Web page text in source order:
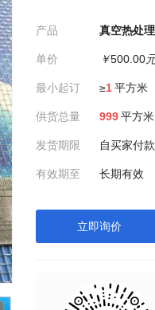
产品 真空热处
单价 ￥500.00
最小起订 ≥1平方米
供货总量 999平方米
发货期限 自买家付
有效期至 长期有效
立即询价